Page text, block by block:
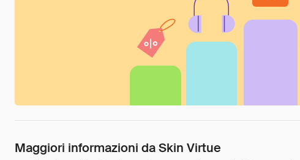
Maggiori informazioni da Skin Virtue